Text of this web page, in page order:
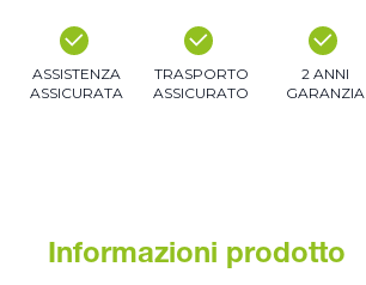
ASSISTENZA
ASSICURATA
TRASPORTO
ASSICURATO
2 ANNI
GARANZIA
Informazioni prodotto